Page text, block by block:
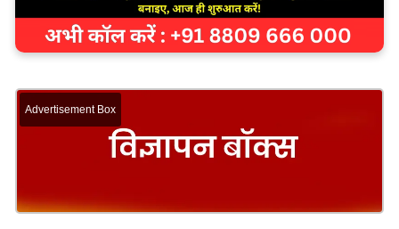
Advertisement Box